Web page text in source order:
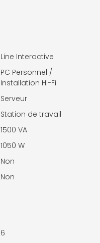
Line Interactive
PC Personnel /
Installation Hi-Fi
Serveur
Station de travail
1500 VA
1050 W
Non
Non
6